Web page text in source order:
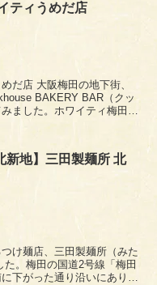
ティうめだ店
地下街、
BAKERY BAR（クッ
ました。ホワイティ梅田の
新地】三田製麺所 北
け麺店、三田製麺所（みた
。梅田の国道2号線「梅田
下がった通り沿いにありま